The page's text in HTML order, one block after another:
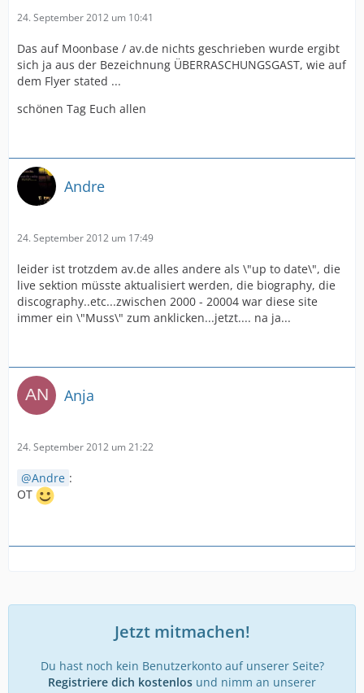
24. September 2012 um 10:41
Das auf Moonbase / av.de nichts geschrieben wurde ergibt
sich ja aus der Bezeichnung ÜBERRASCHUNGSGAST, wie auf
dem Flyer stated ...
schönen Tag Euch allen
Andre
24. September 2012 um 17:49
leider ist trotzdem av.de alles andere als \"up to date\", die
live sektion müsste aktualisiert werden, die biography, die
discography..etc...zwischen 2000 - 20004 war diese site
immer ein \"Muss\" zum anklicken...jetzt.... na ja...
Anja
24. September 2012 um 21:22
Andre :
OT
Jetzt mitmachen!
Du hast noch kein Benutzerkonto auf unserer Seite?
Registriere dich kostenlos und nimm an unserer